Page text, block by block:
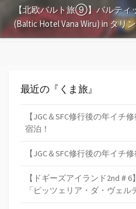
【北欧バルト旅⑨】バルティ
(Baltic Hotel Vana Wiru) in タリン
最近の『くま旅』
【JGC＆SFC修行後の年イチ
宿泊！
【JGC＆SFC修行後の年イチ
【ドギーズアイランド2nd＃
「ピッツェリア・ダ・ヴェル